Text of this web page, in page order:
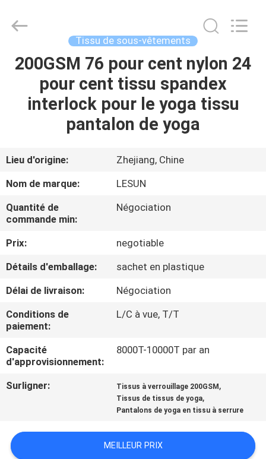
MAISON
PRODUITS
SUJET
DE
NOUS
VISITE
D'USINE
CONTRÔLE
DE
QUALITÉ
CONTACTEZ-
NOUS
NOUVELLES
Textile
Technology
Rights
Reserved.
Tissu de sous-vêtements
200GSM 76 pour cent nylon 24
pour cent tissu spandex
interlock pour le yoga tissu
pantalon de yoga
Lieu d'origine:
Zhejiang, Chine
Nom de marque:
LESUN
Quantité de
commande min:
Négociation
Prix:
negotiable
Détails d'emballage:
sachet en plastique
Délai de livraison:
Négociation
Conditions de
paiement:
L/C à vue, T/T
Capacité
d'approvisionnement:
8000T-10000T par an
Surligner: Tissus à verrouillage 200GSM ,
Tissus de tissus de yoga,
Pantalons de yoga en tissu à serrure
MEILLEUR PRIX